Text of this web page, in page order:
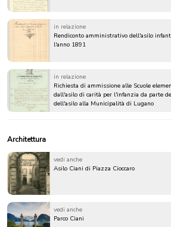
in relazione
Rendiconto amministrativo dell'asilo
l'anno 1891
in relazione
Richiesta di ammissione alle Scuole
dall'asilo di carità per l'infanzia da parte
dell'asilo alla Municipalità di Lugano
Architettura
vedi anche
Asilo Ciani di Piazza Cioccaro
vedi anche
Parco Ciani